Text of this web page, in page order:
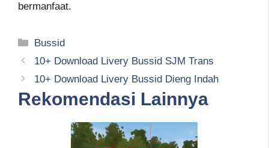
bermanfaat.
Kategori
Bussid
10+ Download Livery Bussid SJM Trans
10+ Download Livery Bussid Dieng Indah
Rekomendasi Lainnya